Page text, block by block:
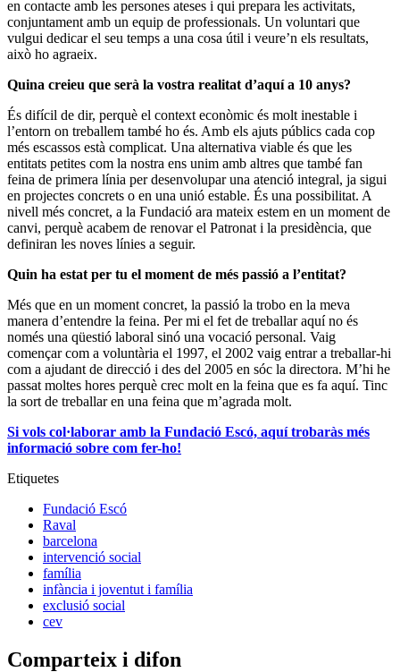
en contacte amb les persones ateses i qui prepara les activitats,
conjuntament amb un equip de professionals. Un voluntari que
vulgui dedicar el seu temps a una cosa útil i veure’n els resultats,
això ho agraeix.
Quina creieu que serà la vostra realitat d’aquí a 10 anys?
És difícil de dir, perquè el context econòmic és molt inestable i
l’entorn on treballem també ho és. Amb els ajuts públics cada cop
més escassos està complicat. Una alternativa viable és que les
entitats petites com la nostra ens unim amb altres que també fan
feina de primera línia per desenvolupar una atenció integral, ja sigui
en projectes concrets o en una unió estable. És una possibilitat. A
nivell més concret, a la Fundació ara mateix estem en un moment de
canvi, perquè acabem de renovar el Patronat i la presidència, que
definiran les noves línies a seguir.
Quin ha estat per tu el moment de més passió a l’entitat?
Més que en un moment concret, la passió la trobo en la meva
manera d’entendre la feina. Per mi el fet de treballar aquí no és
només una qüestió laboral sinó una vocació personal. Vaig
començar com a voluntària el 1997, el 2002 vaig entrar a treballar-hi
com a ajudant de direcció i des del 2005 en sóc la directora. M’hi he
passat moltes hores perquè crec molt en la feina que es fa aquí. Tinc
la sort de treballar en una feina que m’agrada molt.
Si vols col·laborar amb la Fundació Escó, aquí trobaràs més
informació sobre com fer-ho!
Etiquetes
Fundació Escó
Raval
barcelona
intervenció social
família
infància i joventut i família
exclusió social
cev
Comparteix i difon